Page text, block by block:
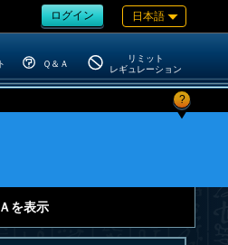
ログイン 日本語
Ｑ＆Ａ
リミット
レギュレーション
?
を表示